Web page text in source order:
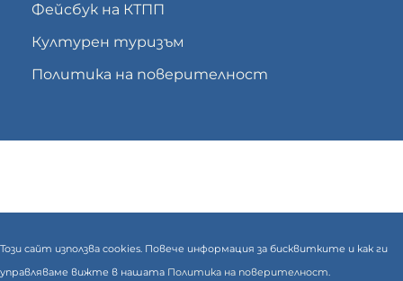
Фейсбук на КТПП
Културен туризъм
Политика на поверителност
Този сайт използва cookies. Повече информация за бисквитките и как ги
управляваме вижте в нашата Политика на поверителност.